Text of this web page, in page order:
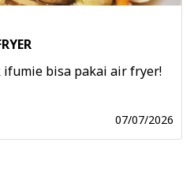
bisa pakai air fryer!
07/07/2026